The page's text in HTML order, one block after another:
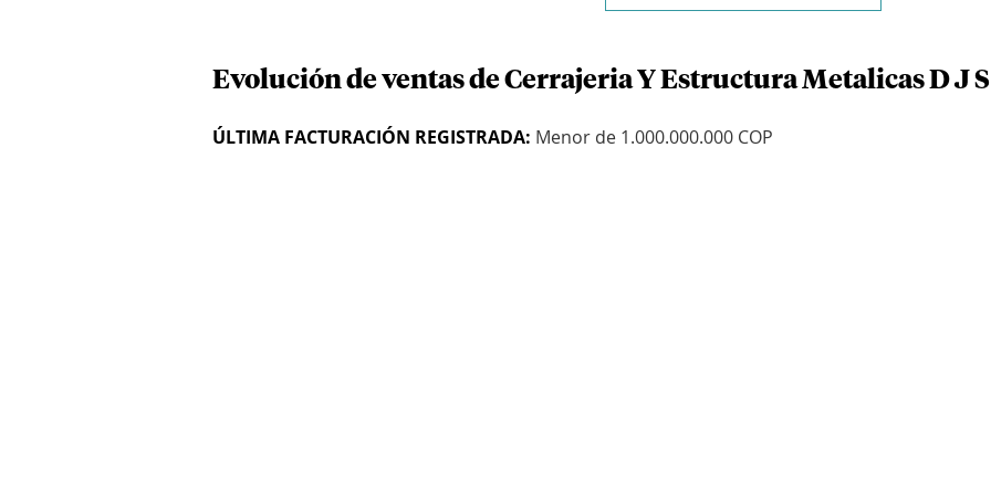
Evolución de ventas de Cerrajeria Y Estructura Metalicas D J S
ÚLTIMA FACTURACIÓN REGISTRADA: Menor de 1.000.000.000 COP